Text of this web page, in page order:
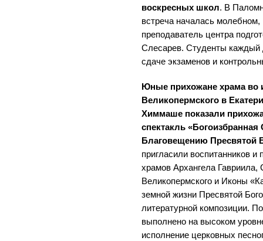
воскресных школ. В
встреча началась молебном,
преподаватель центра
Слесарев. Студенты
сдаче экзаменов и
Юные прихожане храма во
Великопермского в
Химмаше показали
спектакль
Благовещению Пресвятой
пригласили воспитанников и
храмов Архангела
Великопермского и Иконы
земной жизни Пресвятой
литературной композиции.
выполнено на высоком
исполнение церковных